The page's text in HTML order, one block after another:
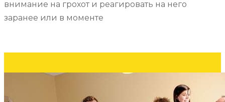
внимание на грохот и реагировать на него
заранее или в моменте